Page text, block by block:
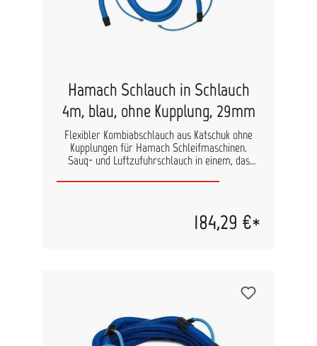
Hamach Schlauch in Schlauch
4m, blau, ohne Kupplung, 29mm
Flexibler Kombiabschlauch aus Katschuk ohne
Kupplungen für Hamach Schleifmaschinen.
Saug- und Luftzufuhrschlauch in einem, das
Werkstatt. Der Zuluftschlauch ist in der Länge
184,29 €*